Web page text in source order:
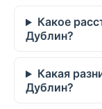
Какое
Дублин?
Какая
Дублин?